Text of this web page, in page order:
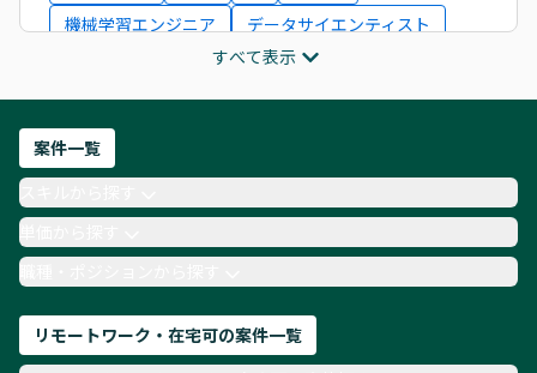
機械学習エンジニア
データサイエンティスト
ITコンサルタント
フロントエンドエンジニア
ネットワークエンジニア
AIエンジニア
Webデザイナー
月収100万円 業務委託
COBOL
Ruby
TypeScript
Laravel AWS
すべて表示
案件一覧
単価から探す
職種・ポジションから探す
リモートワーク・在宅可の案件一覧